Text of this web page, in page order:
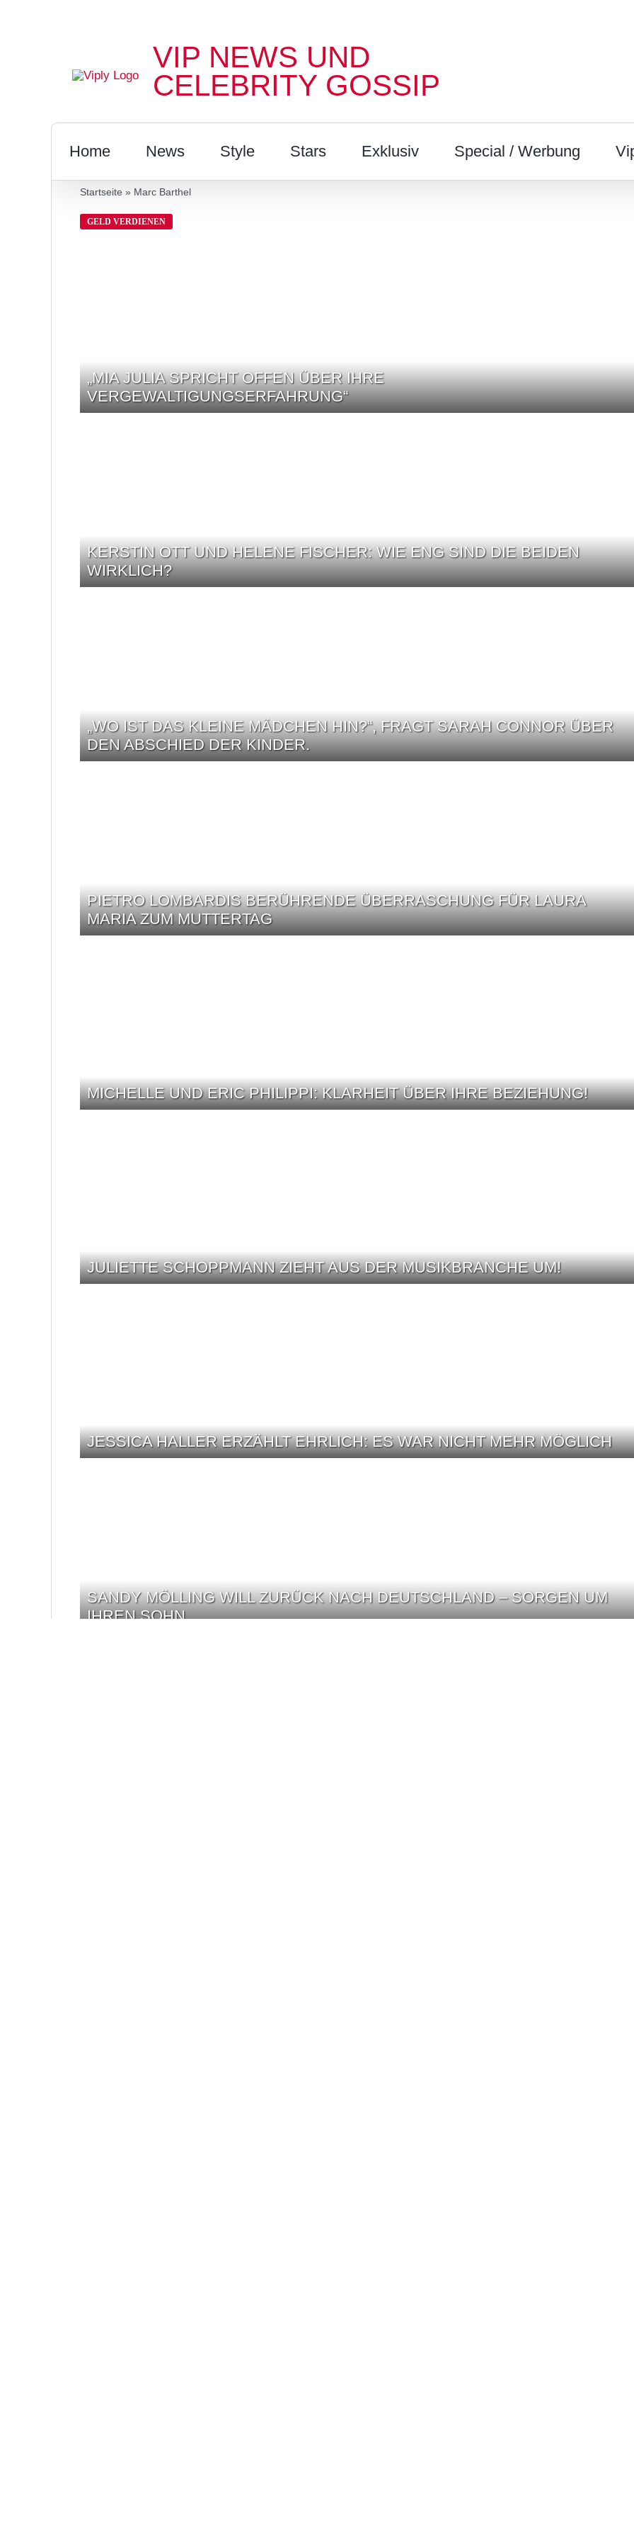
VIP NEWS UND
CELEBRITY GOSSIP
Home News Style Stars Exklusiv Special / Werbung
Startseite » Marc Barthel
GELD VERDIENEN
„MIA JULIA SPRICHT OFFEN ÜBER IHRE
VERGEWALTIGUNGSERFAHRUNG“
KERSTIN OTT UND HELENE FISCHER: WIE ENG SIND DIE BEIDEN
WIRKLICH?
„WO IST DAS KLEINE MÄDCHEN HIN?“, FRAGT SARAH CONNOR ÜBER
DEN ABSCHIED DER KINDER.
PIETRO LOMBARDIS BERÜHRENDE ÜBERRASCHUNG FÜR LAURA
MARIA ZUM MUTTERTAG
MICHELLE UND ERIC PHILIPPI: KLARHEIT ÜBER IHRE BEZIEHUNG!
JULIETTE SCHOPPMANN ZIEHT AUS DER MUSIKBRANCHE UM!
JESSICA HALLER ERZÄHLT EHRLICH: ES WAR NICHT MEHR MÖGLICH
SANDY MÖLLING WILL ZURÜCK NACH DEUTSCHLAND – SORGEN UM
IHREN SOHN